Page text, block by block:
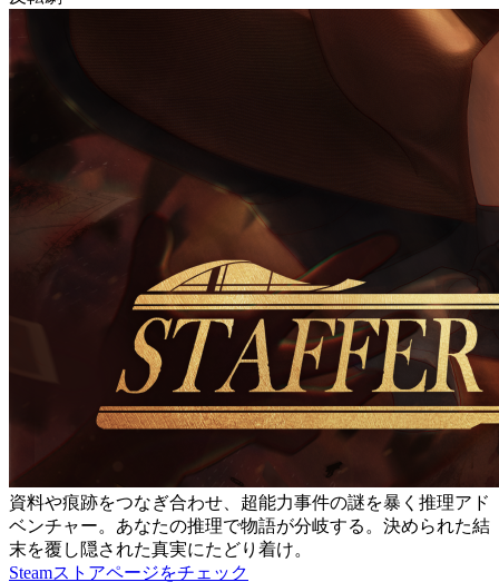
資料や痕跡をつなぎ合わせ、超能力事件の謎を暴く推理アド
ベンチャー。あなたの推理で物語が分岐する。決められた結
末を覆し隠された真実にたどり着け。
Steamストアページをチェック